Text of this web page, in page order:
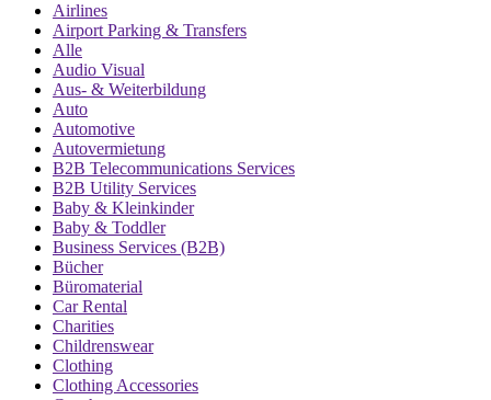
Airlines
Airport Parking & Transfers
Alle
Audio Visual
Aus- & Weiterbildung
Auto
Automotive
Autovermietung
B2B Telecommunications Services
B2B Utility Services
Baby & Kleinkinder
Baby & Toddler
Business Services (B2B)
Bücher
Büromaterial
Car Rental
Charities
Childrenswear
Clothing
Clothing Accessories